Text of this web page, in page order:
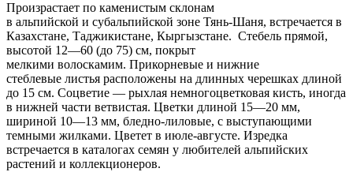
Произрастает по каменистым склонам
в альпийской и субальпийской зоне Тянь-Шаня, встречается в
Казахстане, Таджикистане, Кыргызстане. Стебель прямой,
высотой 12—60 (до 75) см, покрыт
мелкими волоскамим. Прикорневые и нижние
стеблевые листья расположены на длинных черешках длиной
до 15 см. Соцветие — рыхлая немногоцветковая кисть, иногда
в нижней части ветвистая. Цветки длиной 15—20 мм,
шириной 10—13 мм, бледно-лиловые, с выступающими
темными жилками. Цветет в июле-августе. Изредка
встречается в каталогах семян у любителей альпийских
растений и коллекционеров.